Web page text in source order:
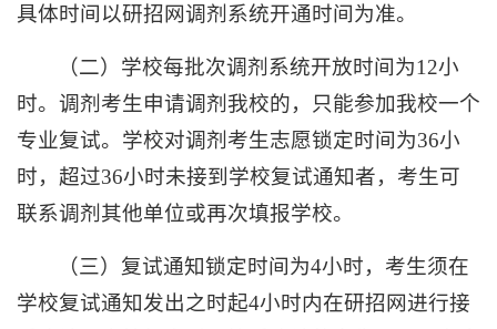
具体时间以研招网调剂系统开通时间为准。
（二）学校每批次调剂系统开放时间为12小
时。调剂考生申请调剂我校的，只能参加我校一个
专业复试。学校对调剂考生志愿锁定时间为36小
时，超过36小时未接到学校复试通知者，考生可
联系调剂其他单位或再次填报学校。
（三）复试通知锁定时间为4小时，考生须在
学校复试通知发出之时起4小时内在研招网进行接